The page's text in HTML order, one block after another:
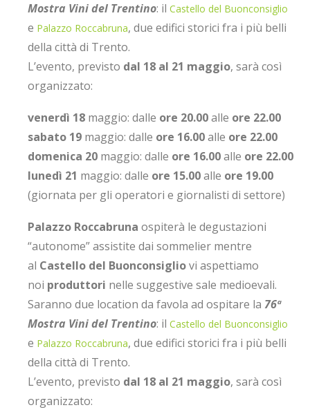
Mostra Vini del Trentino: il Castello del Buonconsiglio
e Palazzo Roccabruna, due edifici storici fra i più belli
della città di Trento.
L’evento, previsto dal 18 al 21 maggio, sarà così
organizzato:
venerdì 18 maggio: dalle ore 20.00alle ore 22.00
sabato 19 maggio: dalle ore 16.00alle ore 22.00
domenica 20 maggio: dalle ore 16.00alle ore 22.00
lunedì 21 maggio: dalle ore 15.00alle ore 19.00
(giornata per gli operatori e giornalisti di settore)
Palazzo Roccabruna ospiterà le degustazioni
“autonome” assistite dai sommelier mentre
al Castello del Buonconsigliovi aspettiamo
noi produttori nelle suggestive sale medioevali.
Saranno due location da favola ad ospitare la 76ª
Mostra Vini del Trentino: il Castello del Buonconsiglio
e Palazzo Roccabruna, due edifici storici fra i più belli
della città di Trento.
L’evento, previsto dal 18 al 21 maggio, sarà così
organizzato: